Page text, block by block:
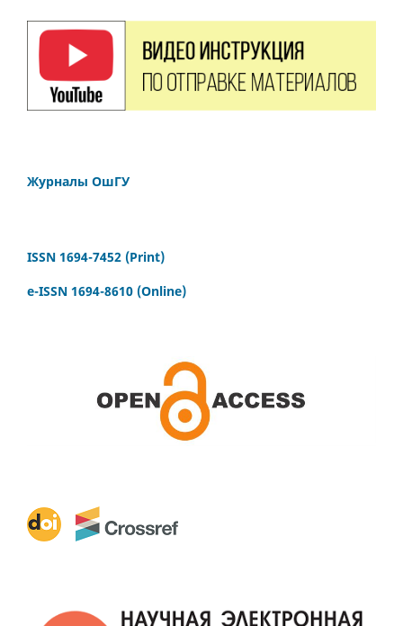
Журналы ОшГУ
ISSN 1694-7452 (Print)
e-ISSN 1694-8610 (Online)